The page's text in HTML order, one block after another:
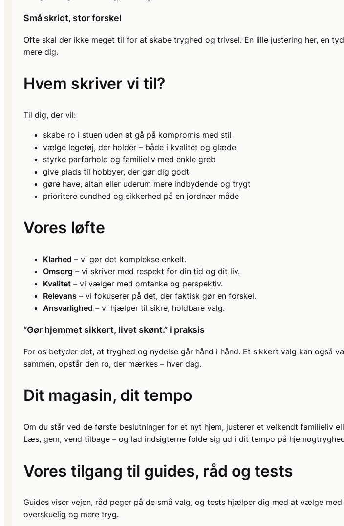
Små skridt, stor forskel
Ofte skal der ikke meget til for at skabe tryghed og trivsel. En lille justering her, en
mere dig.
Hvem skriver vi til?
Til dig, der vil:
skabe ro i stuen uden at gå på kompromis med stil
vælge legetøj, der holder – både i kvalitet og glæde
styrke parforhold og familieliv med enkle greb
give plads til hobbyer, der gør dig godt
gøre have, altan eller uderum mere indbydende og trygt
prioritere sundhed og sikkerhed på en jordnær måde
Vores løfte
Klarhed – vi gør det komplekse enkelt.
Omsorg – vi skriver med respekt for din tid og dit liv.
Kvalitet – vi vælger med omtanke og perspektiv.
Relevans – vi fokuserer på det, der faktisk gør en forskel.
Ansvarlighed – vi hjælper til sikre, holdbare valg.
“Gør hjemmet sikkert, livet skønt.” i praksis
For os betyder det, at tryghed og nydelse går hånd i hånd. Et sikkert valg kan
sammen, opstår den ro, der mærkes – hver dag.
Dit magasin, dit tempo
Om du står ved de første beslutninger for et nyt hjem, justerer et velkendt familieliv
Læs, gem, vend tilbage – og lad indsigterne folde sig ud i dit tempo på
Vores tilgang til guides, råd og tests
Guides viser vejen, råd peger på de små valg, og tests hjælper dig med at vælge
overskuelig og mere tryg.